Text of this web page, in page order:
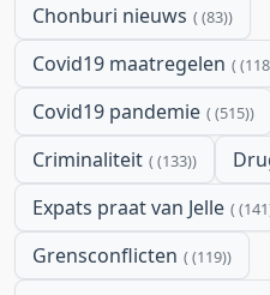
Chonburi nieuws (83)
Covid19 maatregelen
Covid19 pandemie (515)
Criminaliteit (133)
Expats praat van Jelle
Grensconflicten (119)